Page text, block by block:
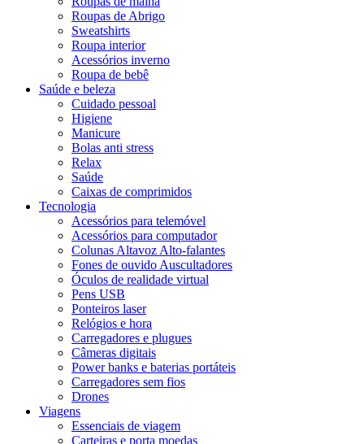
Roupas de Abrigo
Sweatshirts
Roupa interior
Acessórios inverno
Roupa de bebê
Saúde e beleza
Cuidado pessoal
Higiene
Manicure
Bolas anti stress
Relax
Saúde
Caixas de comprimidos
Tecnologia
Acessórios para telemóvel
Acessórios para computador
Colunas Altavoz Alto-falantes
Fones de ouvido Auscultadores
Óculos de realidade virtual
Pens USB
Ponteiros laser
Relógios e hora
Carregadores e plugues
Câmeras digitais
Power banks e baterias portáteis
Carregadores sem fios
Drones
Viagens
Essenciais de viagem
Carteiras e porta moedas